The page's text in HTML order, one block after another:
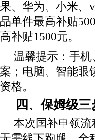
果、华为、小米、
品单件最高补贴
高补贴1500元。
温馨提示：手
案；电脑、智能眼
资格。
四、保姆级
本次国补申领